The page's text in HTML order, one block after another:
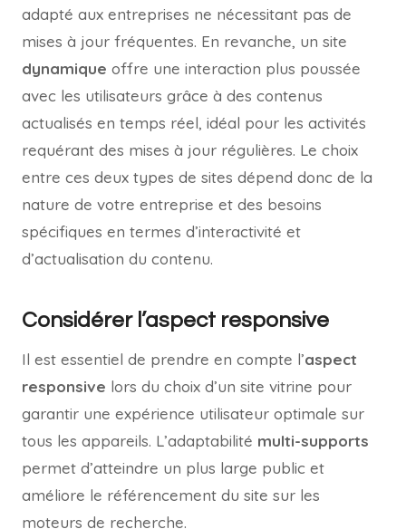
adapté aux entreprises ne nécessitant pas de
mises à jour fréquentes. En revanche, un site
dynamique offre une interaction plus poussée
avec les utilisateurs grâce à des contenus
actualisés en temps réel, idéal pour les activités
requérant des mises à jour régulières. Le choix
entre ces deux types de sites dépend donc de la
nature de votre entreprise et des besoins
spécifiques en termes d’interactivité et
d’actualisation du contenu.
Considérer l’aspect responsive
Il est essentiel de prendre en compte l’aspect
responsive lors du choix d’un site vitrine pour
garantir une expérience utilisateur optimale sur
tous les appareils. L’adaptabilité multi-supports
permet d’atteindre un plus large public et
améliore le référencement du site sur les
moteurs de recherche.